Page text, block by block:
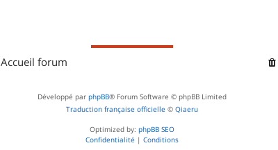
Accueil forum
Développé par phpBB® Forum Software © phpBB Limited
Traduction française officielle © Qiaeru
Optimized by: phpBB SEO
Confidentialité | Conditions